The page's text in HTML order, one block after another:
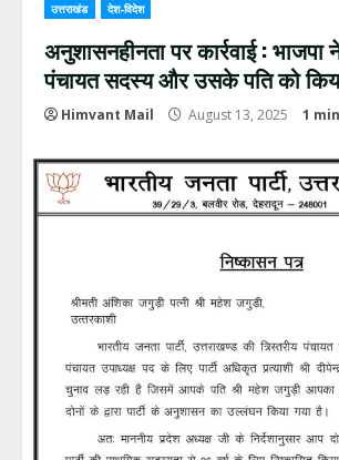
उत्तराखंड देश-विदेश
अनुशासनहीनता पर कार्रवाई : भाजपा
पंचायत सदस्य और उसके पति को
Himvant Mail August 13, 2025 1